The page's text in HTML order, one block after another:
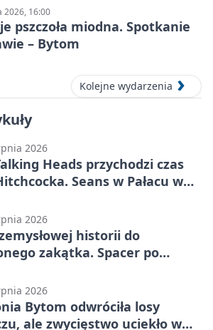
2026, 16:00
pszczoła miodna. Spotkanie
– Bytom
Kolejne wydarzenia
2026
Heads przychodzi czas
Seans w Pałacu w
2026
historii do
zakątka. Spacer po
2026
Bytom odwróciła losy
ale zwycięstwo uciekło w